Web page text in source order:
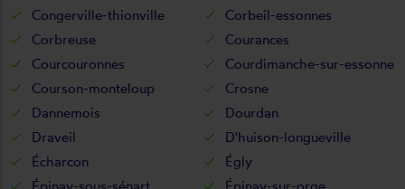
Congerville-thionville
Corbeil-essonnes
Corbreuse
Courances
Courcouronnes
Courdimanche-sur-essonne
Courson-monteloup
Crosne
Dannemois
Dourdan
Draveil
D'huison-longueville
Écharcon
Égly